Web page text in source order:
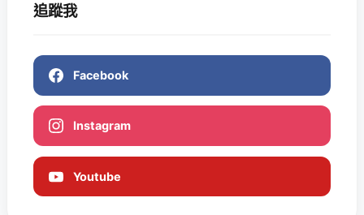
追蹤我
Facebook
Instagram
Youtube